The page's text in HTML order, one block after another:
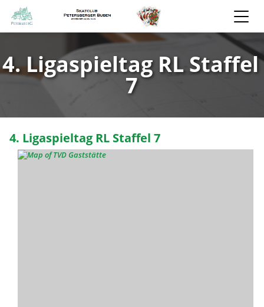
4. Ligaspieltag RL Staffel
7
4. Ligaspieltag RL Staffel 7